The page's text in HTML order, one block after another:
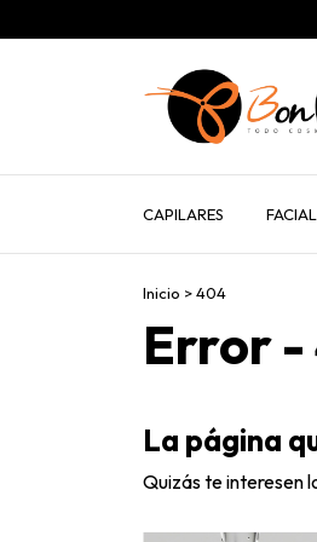
CAPILARES
Inicio >404
Error
La página
Quizás te interesen